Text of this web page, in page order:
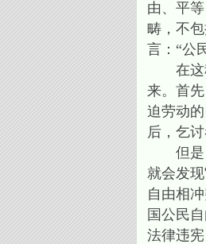
由、平
畴，不
言：“公
在这种
来。首
迫劳动
后，乞
但是，
就会发
自由相
国公民
法律违